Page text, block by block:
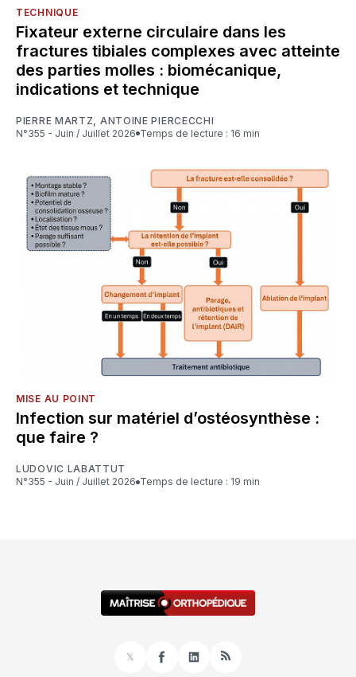
TECHNIQUE
Fixateur externe circulaire dans les
fractures tibiales complexes avec atteinte
des parties molles : biomécanique,
indications et technique
PIERRE MARTZ
ANTOINE PIERCECCHI
N°355 - Juin / Juillet 2026
Temps de lecture : 16 min
MISE AU POINT
Infection sur matériel d’ostéosynthèse :
que faire ?
LUDOVIC LABATTUT
N°355 - Juin / Juillet 2026
Temps de lecture : 19 min
𝕏
FacebookLinkedInRSS